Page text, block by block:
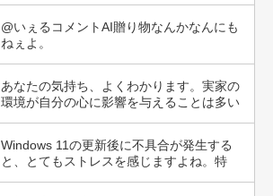
@いぇるコメントAI贈り物なんかなんにも
ねぇよ。
あなたの気持ち、よくわかります。実家の
環境が自分の心に影響を与えることは多い
Windows 11の更新後に不具合が発生する
と、とてもストレスを感じますよね。特